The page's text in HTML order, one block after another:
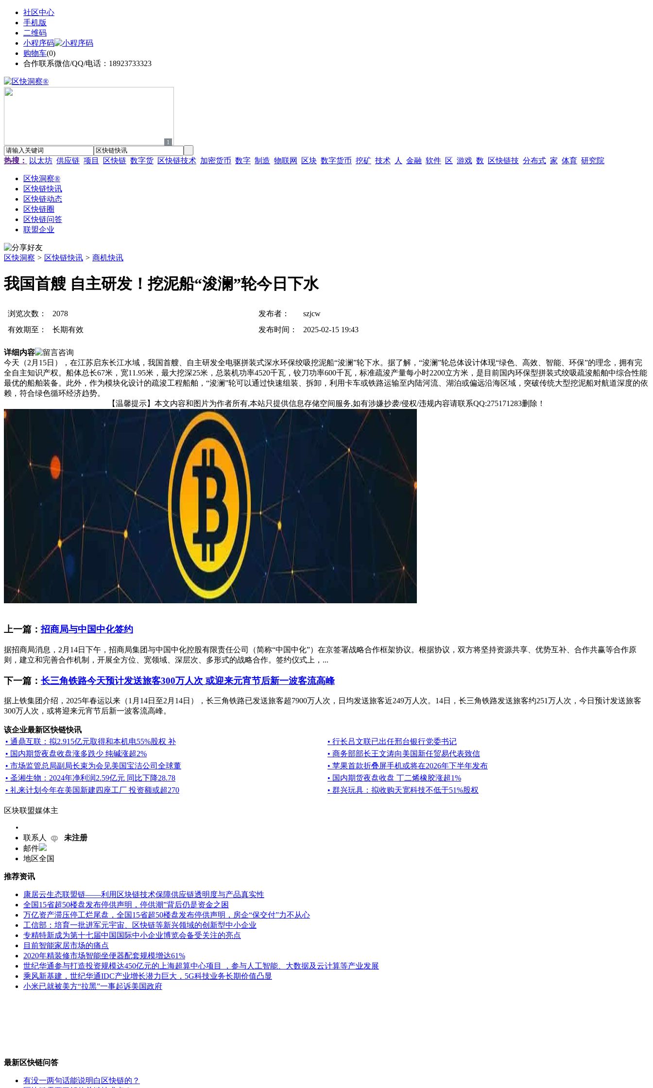
社区中心
手机版
二维码
小程序码
购物车(0)
合作联系微信/QQ/电话：18923733323
1
热搜： 以太坊 供应链 项目 区快链 数字货 区快链技术 加密货币 数字 制造 物联网 区块 数字货币 挖矿 技术 人 金融 软件 区 游戏 数 区快链技 分布式 家 体育 研究院
区快洞察®
区快链快讯
区快链动态
区快链圈
区快链问答
联盟企业
区快洞察 > 区快链快讯 > 商机快讯
我国首艘 自主研发！挖泥船“浚澜”轮今日下水
浏览次数： 2078 发布者：
szjcw
有效期至：
长期有效 发布时间： 2025-02-15 19:43
详细内容
今天（2月15日），在江苏启东长江水域，我国首艘、自主研发全电驱拼装式深水环保绞吸挖泥船“浚澜”轮下水。据了解，“浚澜”轮总体设计体现“绿色、高效、智能、环保”的理念，拥有完
全自主知识产权。船体总长67米，宽11.95米，最大挖深25米，总装机功率4520千瓦，铰刀功率600千瓦，标准疏浚产量每小时2200立方米，是目前国内环保型拼装式绞吸疏浚船舶中综合性能
最优的船舶装备。此外，作为模块化设计的疏浚工程船舶，“浚澜”轮可以通过快速组装、拆卸，利用卡车或铁路运输至内陆河流、湖泊或偏远沿海区域，突破传统大型挖泥船对航道深度的依
赖，符合绿色循环经济趋势。
【温馨提示】本文内容和图片为作者所有,本站只提供信息存储空间服务,如有涉嫌抄袭/侵权/违规内容请联系QQ:275171283删除！
上一篇：招商局与中国中化签约
据招商局消息，2月14日下午，招商局集团与中国中化控股有限责任公司（简称“中国中化”）在京签署战略合作框架协议。根据协议，双方将坚持资源共享、优势互补、合作共赢等合作原
则，建立和完善合作机制，开展全方位、宽领域、深层次、多形式的战略合作。签约仪式上，...
下一篇： 长三角铁路今天预计发送旅客300万人次 或迎来元宵节后新一波客流高峰
据上铁集团介绍，2025年春运以来（1月14日至2月14日），长三角铁路已发送旅客超7900万人次，日均发送旅客近249万人次。14日，长三角铁路发送旅客约251万人次，今日预计发送旅客
300万人次，或将迎来元宵节后新一波客流高峰。
该企业最新区快链快讯
• 通鼎互联：拟2.915亿元取得和本机电55%股权 补
• 行长吕文联已出任邢台银行党委书记
• 国内期货夜盘收盘涨多跌少 纯碱涨超2%
• 商务部部长王文涛向美国新任贸易代表致信
• 市场监管总局副局长束为会见美国宝洁公司全球董
• 苹果首款折叠屏手机或将在2026年下半年发布
• 圣湘生物：2024年净利润2.59亿元 同比下降28.78
• 国内期货夜盘收盘 丁二烯橡胶涨超1%
• 礼来计划今年在美国新建四座工厂 投资额或超270
• 群兴玩具：拟收购天宽科技不低于51%股权
区块联盟媒体主
联系人
未注册
邮件
地区全国
推荐资讯
康居云生态联盟链——利用区块链技术保障供应链透明度与产品真实性
全国15省超50楼盘发布停供声明，停供潮”背后仍是资金之困
万亿资产滞压停工烂尾盘，全国15省超50楼盘发布停供声明，房企“保交付”力不从心
工信部：培育一批进军元宇宙、区快链等新兴领域的创新型中小企业
专精特新成为第十七届中国国际中小企业博览会备受关注的亮点
目前智能家居市场的痛点
2020年精装修市场智能坐便器配套规模增达61%
世纪华通参与打造投资规模达450亿元的上海超算中心项目 ，参与人工智能、大数据及云计算等产业发展
乘风新基建，世纪华通IDC产业增长潜力巨大，5G科技业务长期价值凸显
小米已就被美方“拉黑”一事起诉美国政府
最新区快链问答
有没一两句话能说明白区快链的？